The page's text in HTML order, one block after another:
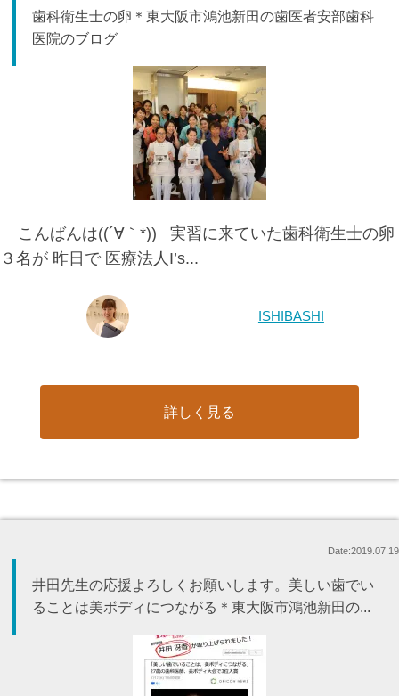
歯科衛生士の卵＊東大阪市鴻池新田の歯医者安部歯科
医院のブログ
こんばんは((´∀｀*)) 実習に来ていた歯科衛生士の卵
３名が 昨日で 医療法人I’s...
ISHIBASHI
詳しく見る
Date:2019.07.19
井田先生の応援よろしくお願いします。美しい歯でい
ることは美ボディにつながる＊東大阪市鴻池新田の...